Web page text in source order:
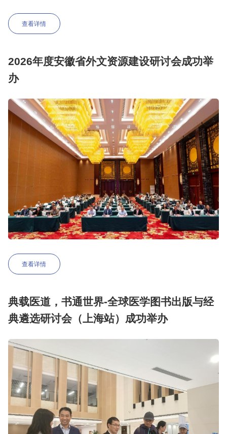
查看详情
2026年度安徽省外文资源建设研讨会成功举
办
查看详情
典载医道，书通世界-全球医学图书出版与经
典遴选研讨会（上海站）成功举办